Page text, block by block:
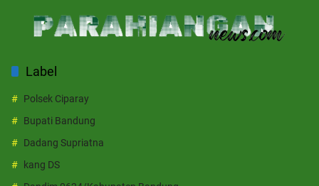
Label
Polsek Ciparay
Bupati Bandung
Dadang Supriatna
kang DS